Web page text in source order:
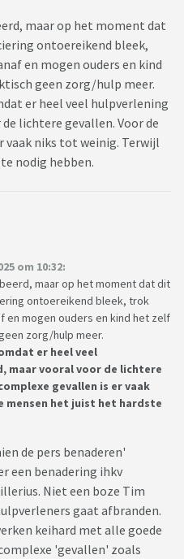
maar op het moment dat
ontoereikend bleek,
en mogen ouders en kind
geen zorg/hulp meer.
er heel veel hulpverlening
lichtere gevallen. Voor de
vaak niks tot weinig. Terwijl
nodig hebben.
om 10:32:
maar op het moment dat dit
ontoereikend bleek, trok
en mogen ouders en kind het zelf
zorg/hulp meer.
er heel veel
maar vooral voor de lichtere
gevallen is er vaak
mensen het juist het hardste
de pers benaderen'
een benadering ihkv
Niet een boze Tim
gaat afbranden.
keihard met alle goede
'gevallen' zoals